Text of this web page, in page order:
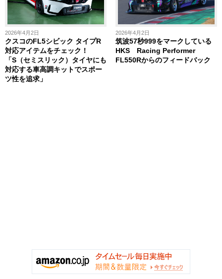
2026年4月2日
クスコのFL5シビック タイプR
対応アイテムをチェック！
「S（セミスリック）タイヤにも
対応する車高調キットでスポー
ツ性を追求」
2026年4月2日
筑波57秒999をマークしている
HKS Racing Performer
FL550Rからのフィードバック